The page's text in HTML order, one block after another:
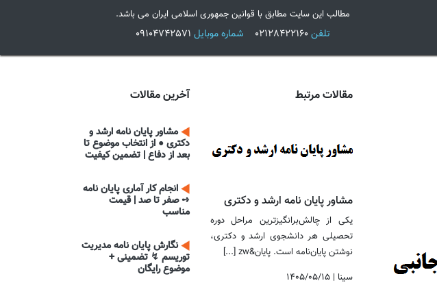
مطالب این سایت مطابق با قوانین جمهوری اسلامی ایران می باشد.
شماره موبایل تلفن02128422160
مقالات مرتبط
مشاور پایان نامه ارشد و دکتری
یکی از چالش‌برانگیزترین مراحل دوره
تحصیلی هر دانشجوی ارشد و دکتری،
نوشتن پایان‌نامه است. پایان&zw [...]
۱۴۰۵/۰۵/۱۵ | سینا
آخرین مقالات
مشاور پایان نامه ارشد و
دکتری ● از انتخاب موضوع تا
بعد از دفاع | تضمین کیفیت
انجام کار آماری پایان نامه
➺ صفر تا صد | قیمت
مناسب
نگارش پایان نامه مدیریت
توریسم ↯ تضمینی +
موضوع رایگان